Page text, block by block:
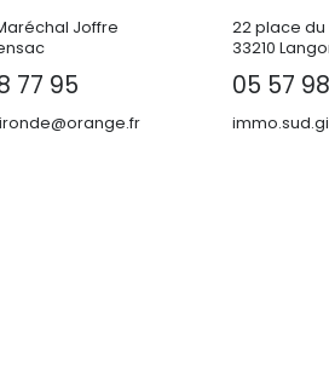
Joffre
77 95
22 place du
33210
05 57